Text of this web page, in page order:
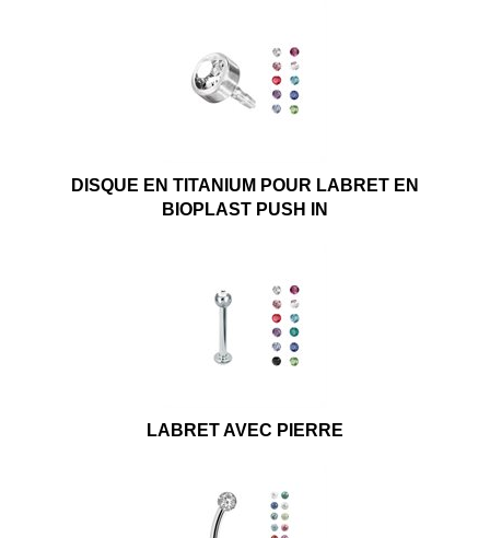
DISQUE EN TITANIUM POUR LABRET EN
BIOPLAST PUSH IN
LABRET AVEC PIERRE